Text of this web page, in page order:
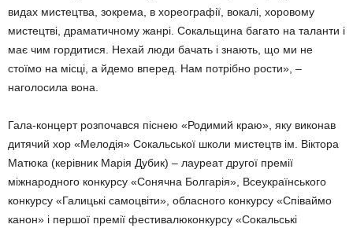
видах мистецтва, зокрема, в хореографії, вокалі, хоровому
мистецтві, драматичному жанрі. Сокальщина багато на таланти і
має чим гордитися. Нехай люди бачать і знають, що ми не
стоїмо на місці, а йдемо вперед. Нам потрібно рости», –
наголосила вона.
Гала-концерт розпочався піснею «Родимий краю», яку виконав
дитячий хор «Мелодія» Сокальської школи мистецтв ім. Віктора
Матюка (керівник Марія Дубик) – лауреат другої премії
міжнародного конкурсу «Сонячна Болгарія», Всеукраїнського
конкурсу «Галицькі самоцвіти», обласного конкурсу «Співаймо
канон» і першої премії фестивалюконкурсу «Сокальські